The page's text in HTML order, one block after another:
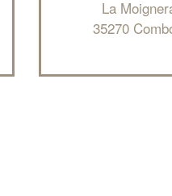
La
35270